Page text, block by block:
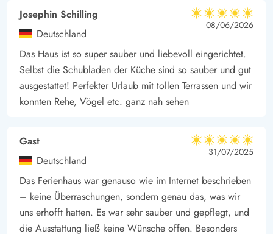
Josephin Schilling
Deutschland
5 von 5
5 von 5
5 out of 5
08/06/2026
Das Haus ist so super sauber und liebevoll eingerichtet.
Selbst die Schubladen der Küche sind so sauber und gut
ausgestattet! Perfekter Urlaub mit tollen Terrassen und wir
konnten Rehe, Vögel etc. ganz nah sehen
Gast
Deutschland
5 von 5
5 von 5
5 out of 5
31/07/2025
Das Ferienhaus war genauso wie im Internet beschrieben
– keine Überraschungen, sondern genau das, was wir
uns erhofft hatten. Es war sehr sauber und gepflegt, und
die Ausstattung ließ keine Wünsche offen. Besonders